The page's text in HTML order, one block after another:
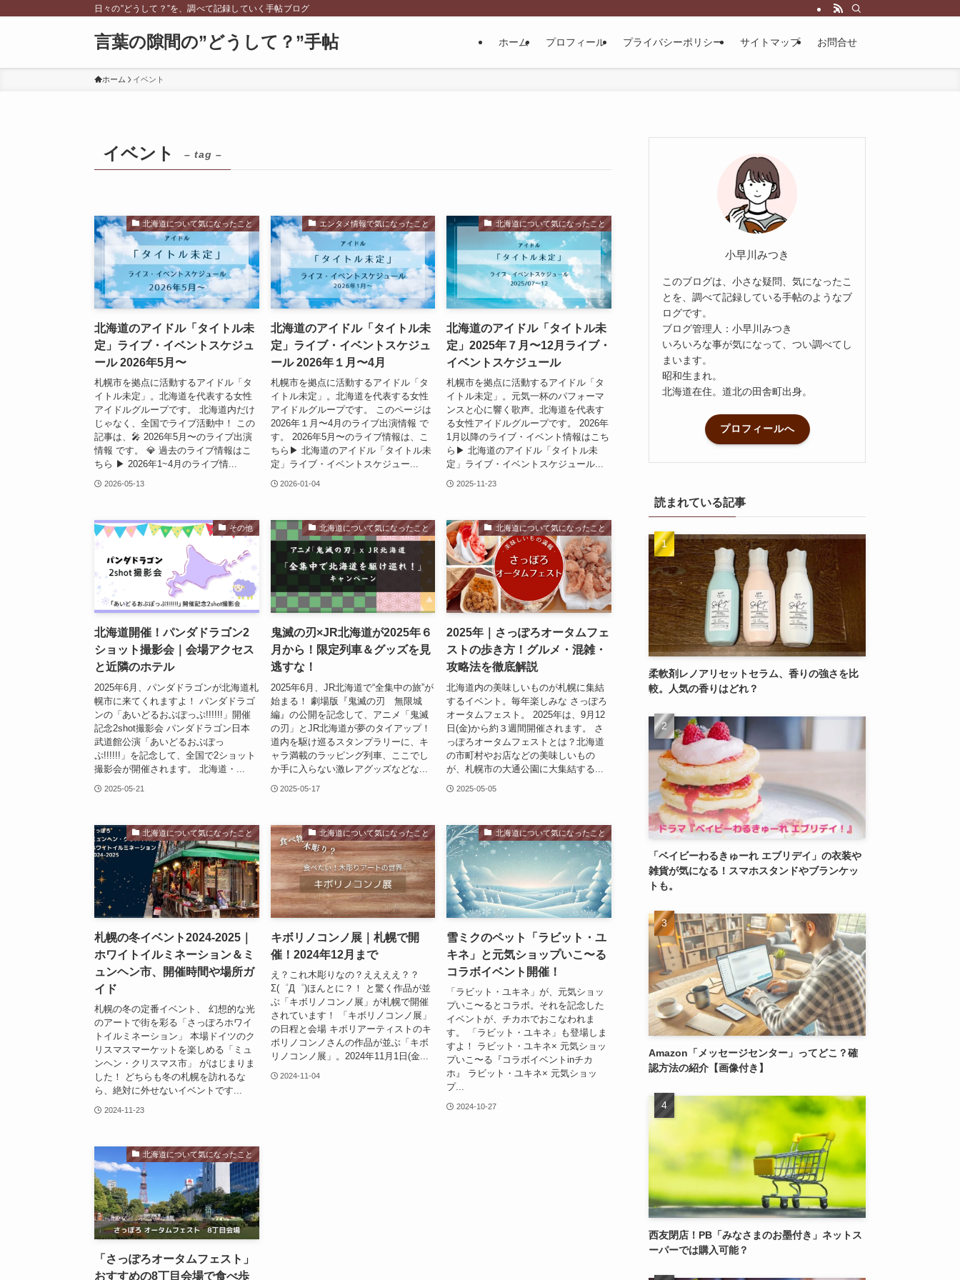
日々の”どうして？”を、調べて記録していく手帖ブログ
言葉の隙間の”どうして？”手帖 ホーム プロフィール プライバシーポリシー サイトマップ お問合せ
ホーム イベント
イベント – tag –
北海道について気になったこと
北海道のアイドル「タイトル未
定」ライブ・イベントスケジュ
ール 2026年5月〜
札幌市を拠点に活動するアイドル「タ
イトル未定」。北海道を代表する女性
アイドルグループです。 北海道内だけ
じゃなく、全国でライブ活動中！ この
記事は、🎤 2026年5月〜のライブ出演
情報 です。 💎 過去のライブ情報はこ
ちら ▶︎ 2026年1~4月のライブ情...
2026-05-13
エンタメ情報で気になったこと
北海道のアイドル「タイトル未
定」ライブ・イベントスケジュ
ール 2026年１月〜4月
札幌市を拠点に活動するアイドル「タ
イトル未定」。北海道を代表する女性
アイドルグループです。 このページは
2026年１月〜4月のライブ出演情報 で
す。 2026年5月〜のライブ情報は、こ
ちら▶︎ 北海道のアイドル「タイトル未
定」ライブ・イベントスケジュー...
2026-01-04
北海道について気になったこと
北海道のアイドル「タイトル未
定」2025年７月〜12月ライブ・
イベントスケジュール
札幌市を拠点に活動するアイドル「タ
イトル未定」。元気一杯のパフォーマ
ンスと心に響く歌声。北海道を代表す
る女性アイドルグループです。 2026年
1月以降のライブ・イベント情報はこち
ら▶︎ 北海道のアイドル「タイトル未
定」ライブ・イベントスケジュール...
2025-11-23
その他
北海道開催！パンダドラゴン2
ショット撮影会｜会場アクセス
と近隣のホテル
2025年6月、パンダドラゴンが北海道札
幌市に来てくれますよ！ パンダドラゴ
ンの「あいどるおぶぽっぷ!!!!!!」開催
記念2shot撮影会 パンダドラゴン日本
武道館公演「あいどるおぶぽっ
ぷ!!!!!!」を記念して、全国で2ショット
撮影会が開催されます。 北海道・...
2025-05-21
北海道について気になったこと
鬼滅の刃×JR北海道が2025年６
月から！限定列車＆グッズを見
逃すな！
2025年6月、JR北海道で“全集中の旅”が
始まる！ 劇場版『鬼滅の刃 無限城
編』の公開を記念して、アニメ「鬼滅
の刃」とJR北海道が夢のタイアップ！
道内を駆け巡るスタンプラリーに、キ
ャラ満載のラッピング列車、ここでし
か手に入らない激レアグッズなどな...
2025-05-17
北海道について気になったこと
2025年｜さっぽろオータムフェ
ストの歩き方！グルメ・混雑・
攻略法を徹底解説
北海道内の美味しいものが札幌に集結
するイベント。毎年楽しみな さっぽろ
オータムフェスト。 2025年は、9月12
日(金)から約３週間開催されます。 さ
っぽろオータムフェストとは？北海道
の市町村やお店などの美味しいもの
が、札幌市の大通公園に大集結する...
2025-05-05
北海道について気になったこと
札幌の冬イベント2024-2025｜
ホワイトイルミネーション＆ミ
ュンヘン市、開催時間や場所ガ
イド
札幌の冬の定番イベント、 幻想的な光
のアートで街を彩る「さっぽろホワイ
トイルミネーション」 本場ドイツのク
リスマスマーケットを楽しめる「ミュ
ンヘン・クリスマス市」 がはじまりま
した！ どちらも冬の札幌を訪れるな
ら、絶対に外せないイベントです...
2024-11-23
北海道について気になったこと
キボリノコンノ展｜札幌で開
催！2024年12月まで
え？これ木彫りなの？ええええ？？
Σ(゜Д゜)ほんとに？！ と驚く作品が並
ぶ「キボリノコンノ展」が札幌で開催
されています！ 「キボリノコンノ展」
の日程と会場 キボリアーティストのキ
ボリノコンノさんの作品が並ぶ「キボ
リノコンノ展」。2024年11月1日(金...
2024-11-04
北海道について気になったこと
雪ミクのペット「ラビット・ユ
キネ」と元気ショップいこ〜る
コラボイベント開催！
「ラビット・ユキネ」が、元気ショッ
プいこ〜るとコラボ。それを記念した
イベントが、チカホでおこなわれま
す。 「ラビット・ユキネ」も登場しま
すよ！ ラビット・ユキネ× 元気ショッ
プいこ〜る『コラボイベントinチカ
ホ』 ラビット・ユキネ× 元気ショッ
プ...
2024-10-27
北海道について気になったこと
「さっぽろオータムフェスト」
おすすめの8丁目会場で食べ歩
小早川みつき
このブログは、小さな疑問、気になったこ
とを、調べて記録している手帖のようなブ
ログです。
ブログ管理人：小早川みつき
いろいろな事が気になって、つい調べてし
まいます。
昭和生まれ。
北海道在住。道北の田舎町出身。
プロフィールへ
読まれている記事
柔軟剤レノアリセットセラム、香りの強さを比
較。人気の香りはどれ？
「ベイビーわるきゅーれ エブリデイ」の衣装や
雑貨が気になる！スマホスタンドやブランケッ
トも。
Amazon「メッセージセンター」ってどこ？確
認方法の紹介【画像付き】
西友閉店！PB「みなさまのお墨付き」ネットス
ーパーでは購入可能？